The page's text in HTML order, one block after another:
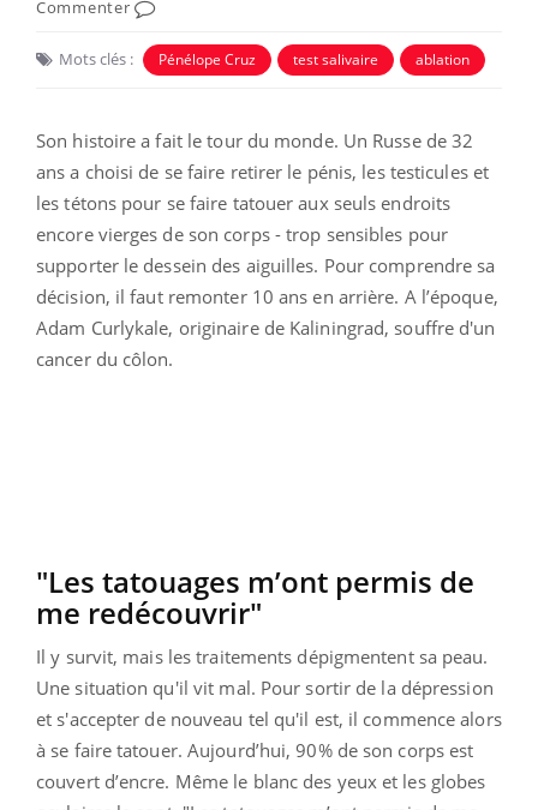
Commenter
Mots clés : Pénélope Cruz test salivaire ablation
Son histoire a fait le tour du monde. Un Russe de 32
ans a choisi de se faire retirer le pénis, les testicules et
les tétons pour se faire tatouer aux seuls endroits
encore vierges de son corps - trop sensibles pour
supporter le dessein des aiguilles. Pour comprendre sa
décision, il faut remonter 10 ans en arrière. A l’époque,
Adam Curlykale, originaire de Kaliningrad, souffre d'un
cancer du côlon.
"Les tatouages m’ont permis de
me redécouvrir"
Il y survit, mais les traitements dépigmentent sa peau.
Une situation qu'il vit mal. Pour sortir de la dépression
et s'accepter de nouveau tel qu'il est, il commence alors
à se faire tatouer. Aujourd’hui, 90% de son corps est
couvert d’encre. Même le blanc des yeux et les globes